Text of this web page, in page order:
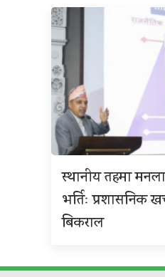
स्थानीय तहमा
भर्तिः प्रशासनिक
बिकराल